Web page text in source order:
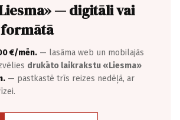
— digitāli vai
€/mēn. — lasāma web un mobilajās
drukāto laikrakstu «Liesma»
— pastkastē trīs reizes nedēļā, ar